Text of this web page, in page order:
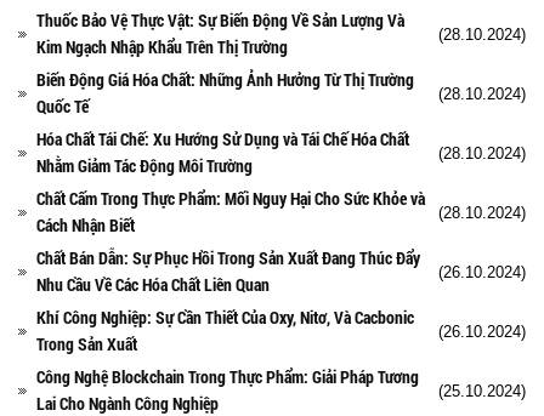
Thuốc Bảo Vệ Thực Vật: Sự Biến Động Về Sản Lượng Và
Kim Ngạch Nhập Khẩu Trên Thị Trường
(28.10.2024)
Biến Động Giá Hóa Chất: Những Ảnh Hưởng Từ Thị Trường
Quốc Tế
(28.10.2024)
Hóa Chất Tái Chế: Xu Hướng Sử Dụng và Tái Chế Hóa Chất
Nhằm Giảm Tác Động Môi Trường
(28.10.2024)
Chất Cấm Trong Thực Phẩm: Mối Nguy Hại Cho Sức Khỏe và
Cách Nhận Biết
(28.10.2024)
Chất Bán Dẫn: Sự Phục Hồi Trong Sản Xuất Đang Thúc Đẩy
Nhu Cầu Về Các Hóa Chất Liên Quan
(26.10.2024)
Khí Công Nghiệp: Sự Cần Thiết Của Oxy, Nitơ, Và Cacbonic
Trong Sản Xuất
(26.10.2024)
Công Nghệ Blockchain Trong Thực Phẩm: Giải Pháp Tương
Lai Cho Ngành Công Nghiệp
(25.10.2024)